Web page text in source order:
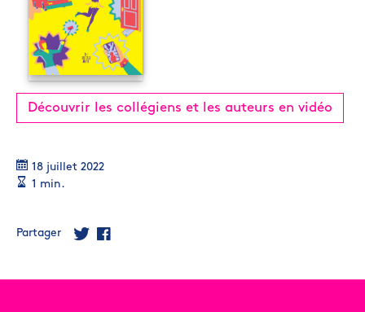
Découvrir les collégiens et les auteurs en vidéo
18 juillet 2022
1 min.
Partager